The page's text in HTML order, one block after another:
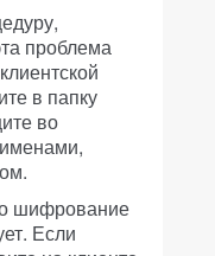
проблема
в папку
во
шифрование
Если